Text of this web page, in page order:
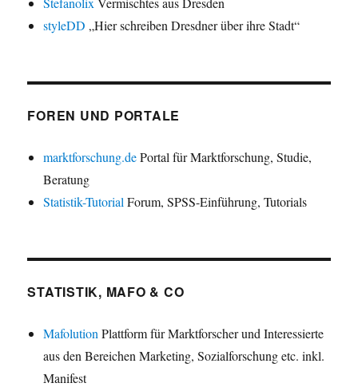
styleDD „Hier schreiben Dresdner über ihre Stadt“
FOREN UND PORTALE
marktforschung.dePortal für Marktforschung, Studie,
Beratung
Statistik-Tutorial Forum, SPSS-Einführung, Tutorials
STATISTIK, MAFO & CO
Mafolution Plattform für Marktforscher und Interessierte
aus den Bereichen Marketing, Sozialforschung etc. inkl.
Manifest